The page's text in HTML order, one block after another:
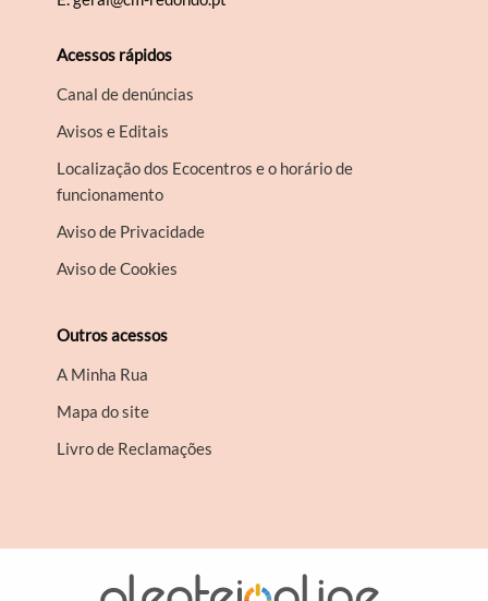
Acessos rápidos
Canal de denúncias
Avisos e Editais
Localização dos Ecocentros e o horário de
funcionamento
Aviso de Privacidade
Aviso de Cookies
Outros acessos
A Minha Rua
Mapa do site
Livro de Reclamações